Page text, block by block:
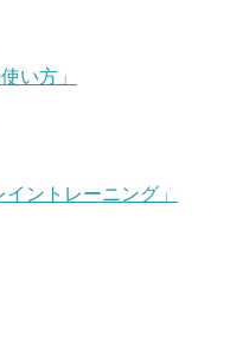
い方」
ントレーニング」